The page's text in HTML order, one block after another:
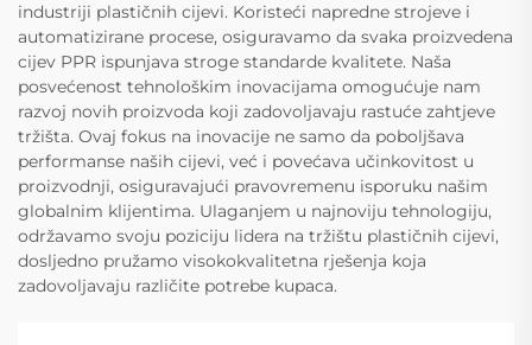
industriji plastičnih cijevi. Koristeći napredne strojeve i
automatizirane procese, osiguravamo da svaka proizvedena
cijev PPR ispunjava stroge standarde kvalitete. Naša
posvećenost tehnološkim inovacijama omogućuje nam
razvoj novih proizvoda koji zadovoljavaju rastuće zahtjeve
tržišta. Ovaj fokus na inovacije ne samo da poboljšava
performanse naših cijevi, već i povećava učinkovitost u
proizvodnji, osiguravajući pravovremenu isporuku našim
globalnim klijentima. Ulaganjem u najnoviju tehnologiju,
održavamo svoju poziciju lidera na tržištu plastičnih cijevi,
dosljedno pružamo visokokvalitetna rješenja koja
zadovoljavaju različite potrebe kupaca.